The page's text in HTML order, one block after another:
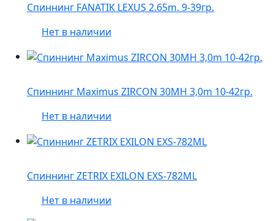
Спиннинг FANATIK LEXUS 2.65m. 9-39гр.
Нет в наличии
Спиннинг Maximus ZIRCON 30MH 3,0m 10-42гр.
Нет в наличии
Спиннинг ZETRIX EXILON EXS-782ML
Нет в наличии